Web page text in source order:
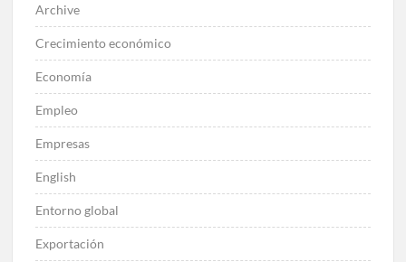
Archive
Crecimiento económico
Economía
Empleo
Empresas
English
Entorno global
Exportación